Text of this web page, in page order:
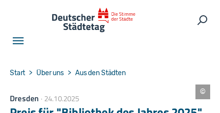
You are here:
Start Über uns Aus den Städten
Dresden 24.10.2025
M